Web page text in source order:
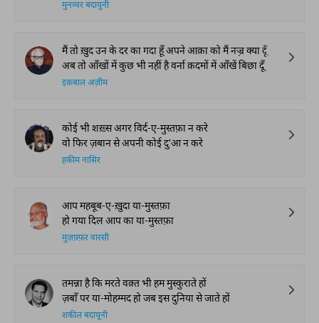
The Urdu Game That
Gave Us Antakshari |
Bait Bazi Explained
The Secret History of
Thumri: From
Irshad Kamil,
Kazmi and
हमारी पसंद
जिसे चाहें उस को नवाज़ दें ये दर-ए-हबीब की बात है
मुनव्वर बदायुनी
अब तो आँखों में कुछ भी नहीं है वर्ना क़दमों में आँखें बिछा दूँ
इक़बाल अज़ीम